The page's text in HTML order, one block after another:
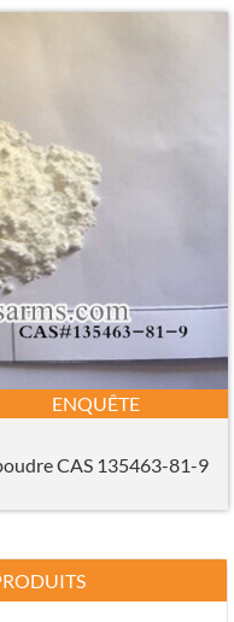
ENQUÊTE
CAS 135463-81-9